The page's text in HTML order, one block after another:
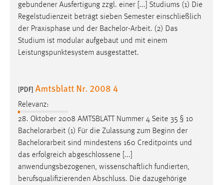
gebundener Ausfertigung zzgl. einer [...] Studiums (1) Die
Regelstudienzeit beträgt sieben Semester einschließlich
der Praxisphase und der Bachelor-Arbeit. (2) Das
Studium ist modular aufgebaut und mit einem
Leistungspunktesystem ausgestattet.
[PDF] Amtsblatt Nr. 2008 4
Relevanz:
28. Oktober 2008 AMTSBLATT Nummer 4 Seite 35 § 10
Bachelorarbeit (1) Für die Zulassung zum Beginn der
Bachelorarbeit sind mindestens 160 Creditpoints und
das erfolgreich abgeschlossene [...]
anwendungsbezogenen, wissenschaftlich fundierten,
berufsqualifizierenden Abschluss. Die dazugehörige